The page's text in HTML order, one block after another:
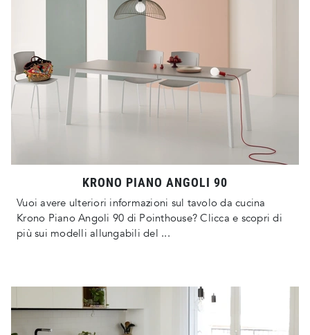
KRONO PIANO ANGOLI 90
Vuoi avere ulteriori informazioni sul tavolo da cucina
Krono Piano Angoli 90 di Pointhouse? Clicca e scopri di
più sui modelli allungabili del ...